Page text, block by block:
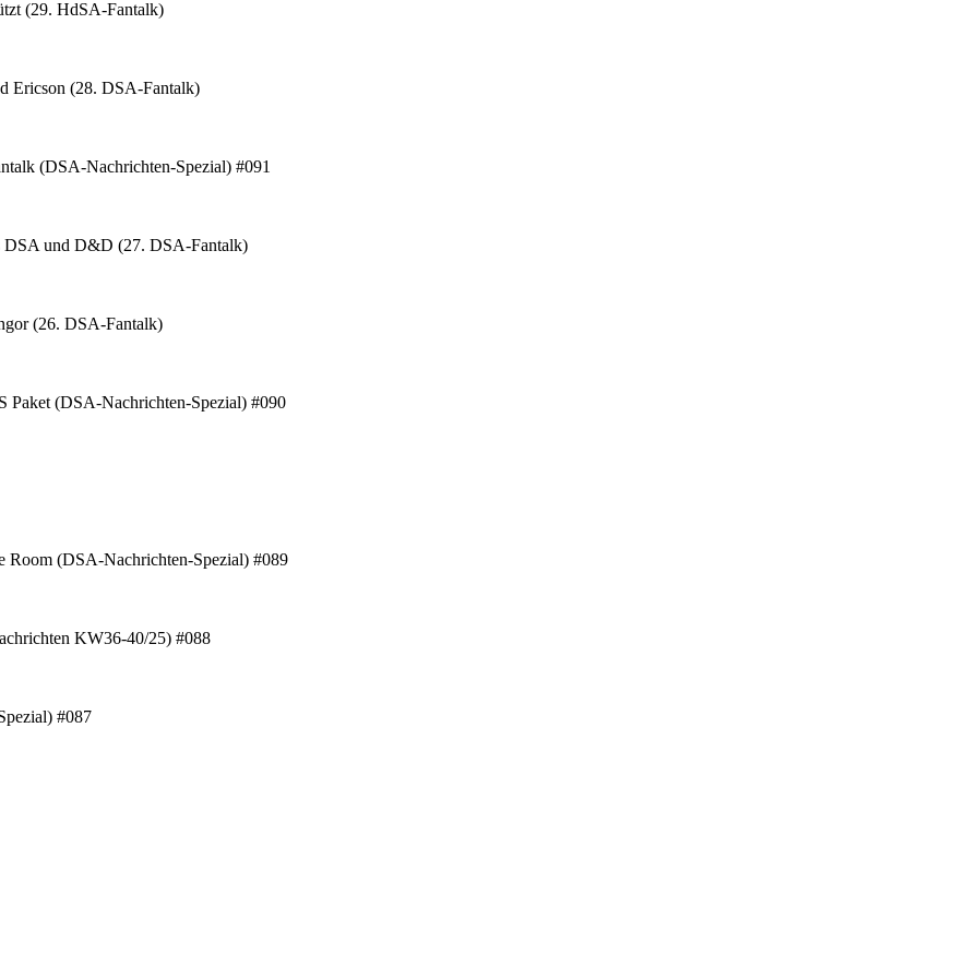
(29. HdSA-Fantalk)
Ericson (28. DSA-Fantalk)
(DSA-Nachrichten-Spezial) #091
und D&D (27. DSA-Fantalk)
(26. DSA-Fantalk)
(DSA-Nachrichten-Spezial) #090
(DSA-Nachrichten-Spezial) #089
KW36-40/25) #088
#087